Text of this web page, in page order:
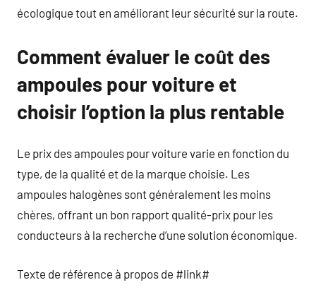
écologique tout en améliorant leur sécurité sur la route.
Comment évaluer le coût des
ampoules pour voiture et
choisir l’option la plus rentable
Le prix des ampoules pour voiture varie en fonction du
type, de la qualité et de la marque choisie. Les
ampoules halogènes sont généralement les moins
chères, offrant un bon rapport qualité-prix pour les
conducteurs à la recherche d’une solution économique.
Texte de référence à propos de #link#